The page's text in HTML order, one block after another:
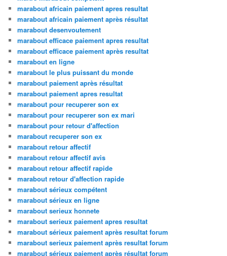
marabout africain paiement apres resultat
marabout africain paiement après résultat
marabout desenvoutement
marabout efficace paiement apres resultat
marabout efficace paiement après resultat
marabout en ligne
marabout le plus puissant du monde
marabout paiement après résultat
marabout paiement apres resultat
marabout pour recuperer son ex
marabout pour recuperer son ex mari
marabout pour retour d'affection
marabout recuperer son ex
marabout retour affectif
marabout retour affectif avis
marabout retour affectif rapide
marabout retour d'affection rapide
marabout sérieux compétent
marabout sérieux en ligne
marabout serieux honnete
marabout serieux paiement apres resultat
marabout sérieux paiement après resultat forum
marabout serieux paiement après resultat forum
marabout sérieux paiement après résultat forum